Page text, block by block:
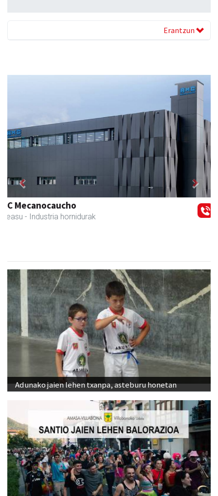
Erantzun
Ados muntaiak
Asteasu - Muntaiak
Previous Next
Adunako jaien lehen txanpa, asteburu honetan